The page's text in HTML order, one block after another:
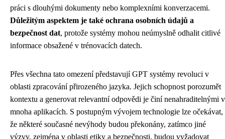
práci s dlouhými dokumenty nebo komplexními konverzacemi.
Důležitým aspektem je také ochrana osobních údajů a
bezpečnost dat, protože systémy mohou neúmyslně odhalit citlivé
informace obsažené v trénovacích datech.
Přes všechna tato omezení představují GPT systémy revoluci v
oblasti zpracování přirozeného jazyka. Jejich schopnost porozumět
kontextu a generovat relevantní odpovědi je činí nenahraditelnými v
mnoha aplikacích. S postupným vývojem technologie lze očekávat,
že některé současné nevýhody budou překonány, zatímco jiné
výzvy, zejména v oblasti etiky a bezpečnosti, budou vyžadovat